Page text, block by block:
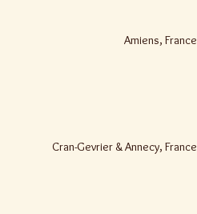
Amiens, France
Cran-Gevrier & Annecy, France